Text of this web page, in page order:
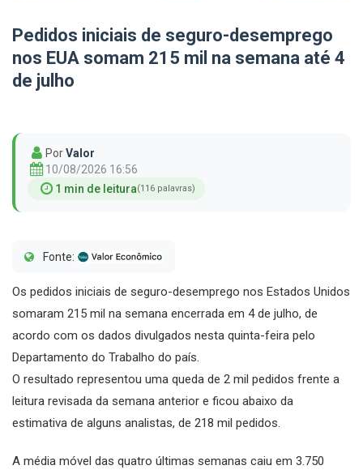
Pedidos iniciais de seguro-desemprego
nos EUA somam 215 mil na semana até 4
de julho
PorValor
10/08/2026 16:56
1 min de leitura(116 palavras)
Fonte:
Os pedidos iniciais de seguro-desemprego nos Estados Unidos
somaram 215 mil na semana encerrada em 4 de julho, de
acordo com os dados divulgados nesta quinta-feira pelo
Departamento do Trabalho do país.
O resultado representou uma queda de 2 mil pedidos frente a
leitura revisada da semana anterior e ficou abaixo da
estimativa de alguns analistas, de 218 mil pedidos.
A média móvel das quatro últimas semanas caiu em 3.750